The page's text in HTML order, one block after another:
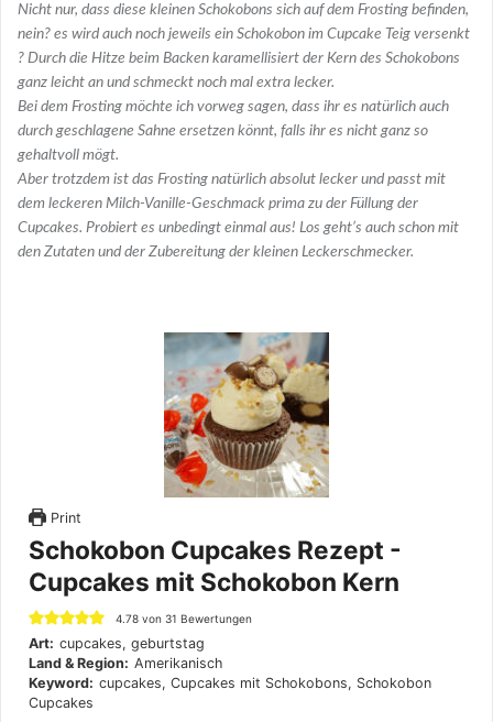
Nicht nur, dass diese kleinen Schokobons sich auf dem Frosting befinden,
nein? es wird auch noch jeweils ein Schokobon im Cupcake Teig versenkt
? Durch die Hitze beim Backen karamellisiert der Kern des Schokobons
ganz leicht an und schmeckt noch mal extra lecker.
Bei dem Frosting möchte ich vorweg sagen, dass ihr es natürlich auch
durch geschlagene Sahne ersetzen könnt, falls ihr es nicht ganz so
gehaltvoll mögt.
Aber trotzdem ist das Frosting natürlich absolut lecker und passt mit
dem leckeren Milch-Vanille-Geschmack prima zu der Füllung der
Cupcakes. Probiert es unbedingt einmal aus! Los geht’s auch schon mit
den Zutaten und der Zubereitung der kleinen Leckerschmecker.
Print
Schokobon Cupcakes Rezept -
Cupcakes mit Schokobon Kern
4.78 von31 Bewertungen
Art: cupcakes, geburtstag
Land & Region: Amerikanisch
Keyword: cupcakes, Cupcakes mit Schokobons, Schokobon
Cupcakes